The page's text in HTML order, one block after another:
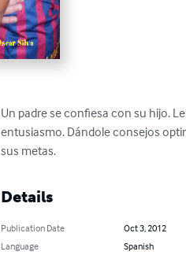
Un padre se confiesa con su hijo.
entusiasmo. Dándole consejos
sus metas.
Details
Publication Date
Oct 3, 2012
Language
Spanish